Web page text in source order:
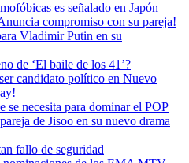
es señalado en Japón
compromiso con su pareja!
Vladimir Putin en su
de ‘El baile de los 41’?
candidato político en Nuevo
necesita para dominar el POP
de Jisoo en su nuevo drama
fallo de seguridad